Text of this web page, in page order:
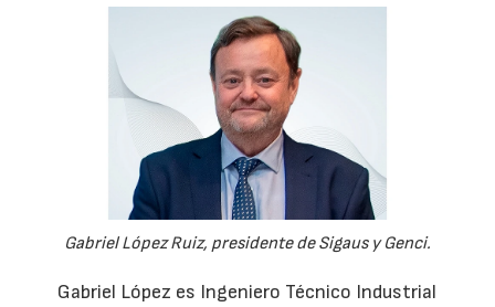
Gabriel López Ruiz, presidente de Sigaus y Genci.
Gabriel López es Ingeniero Técnico Industrial